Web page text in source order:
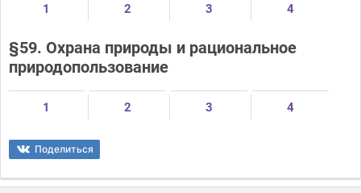
1 2 3 4
§59. Охрана природы и рациональное
природопользование
1 2 3 4
Поделиться